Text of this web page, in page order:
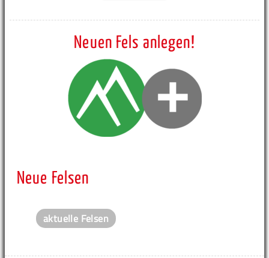
Neuen Fels anlegen!
Neue Felsen
aktuelle Felsen